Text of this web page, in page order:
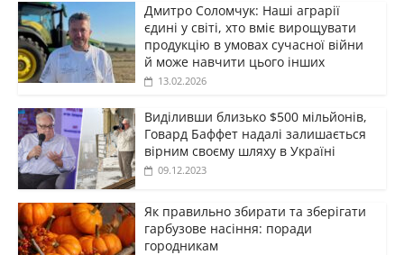
Дмитро Соломчук: Наші аграрії
єдині у світі, хто вміє вирощувати
продукцію в умовах сучасної війни
й може навчити цього інших
13.02.2026
Виділивши близько $500 мільйонів,
Говард Баффет надалі залишається
вірним своєму шляху в Україні
09.12.2023
Як правильно збирати та зберігати
гарбузове насіння: поради
городникам